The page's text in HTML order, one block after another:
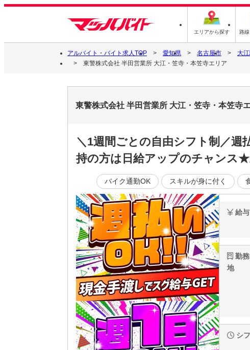
エリアから探す 路
アルバイト・バイト求人TOP 愛知県 名古屋市 大
東警株式会社 半田営業所 大江・笠寺・本笠寺エリア
東警株式会社 半田営業所 大江・笠寺・本笠寺
＼1週間ごとの自由シフト制／
持の方は日給アップのチャンス
バイク通勤OK スキルが身に付く
給与
勤
地
シ